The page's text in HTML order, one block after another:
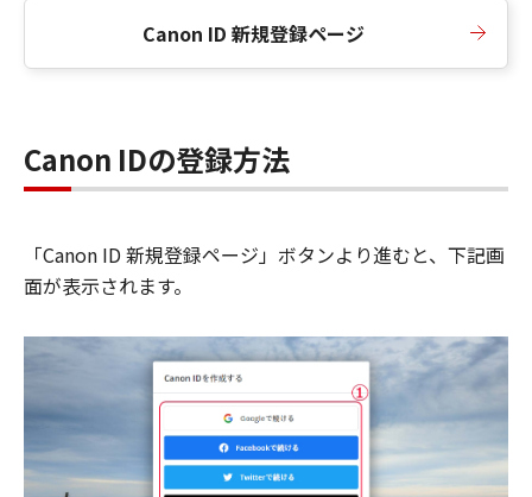
Canon ID 新規登録ページ
Canon IDの登録方法
「Canon ID 新規登録ページ」ボタンより進むと、下記画
面が表示されます。